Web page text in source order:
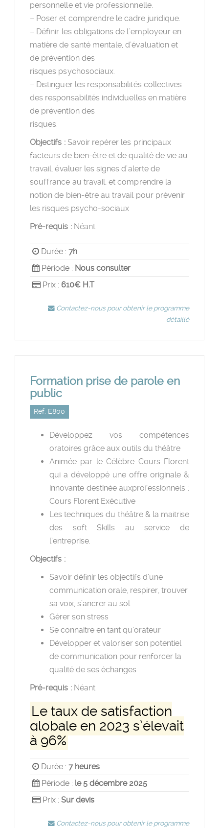
personnelle et vie professionnelle.
– Poser et comprendre le cadre juridique.
– Définir les obligations de l’employeur en
matière de santé mentale, d’évaluation et
de prévention des
risques psychosociaux.
– Distinguer les responsabilités collectives
des responsabilités individuelles en matière
de prévention des
risques.
Objectifs : Savoir repérer les principaux
facteurs de bien-être et de qualité de vie au
travail, évaluer les signes d’alerte de
souffrance au travail, et comprendre la
notion de bien-être au travail pour prévenir
les risques psycho-sociaux
Pré-requis :Néant
Durée : 7h
Période : Nous consulter
Prix : 610€ H.T
Contactez-nous pour obtenir le programme
détaillé
Formation prise de parole en
public
Réf. E800
Développez vos compétences
oratoires grâce aux outils du théâtre
Animée par le Célèbre Cours Florent
qui a développé une offre originale &
innovante destinée auxprofessionnels :
Cours Florent Exécutive
Les techniques du théâtre & la maitrise
des soft Skills au service de
l’entreprise.
Objectifs :
Savoir définir les objectifs d’une
communication orale, respirer, trouver
sa voix, s’ancrer au sol
Gérer son stress
Se connaitre en tant qu’orateur
Développer et valoriser son potentiel
de communication pour renforcer la
qualité de ses échanges
Pré-requis :Néant
Le taux de satisfaction
globale en 2023 s’élevait
à 96%
Durée : 7 heures
Période : le 5 décembre 2025
Prix : Sur devis
Contactez-nous pour obtenir le programme